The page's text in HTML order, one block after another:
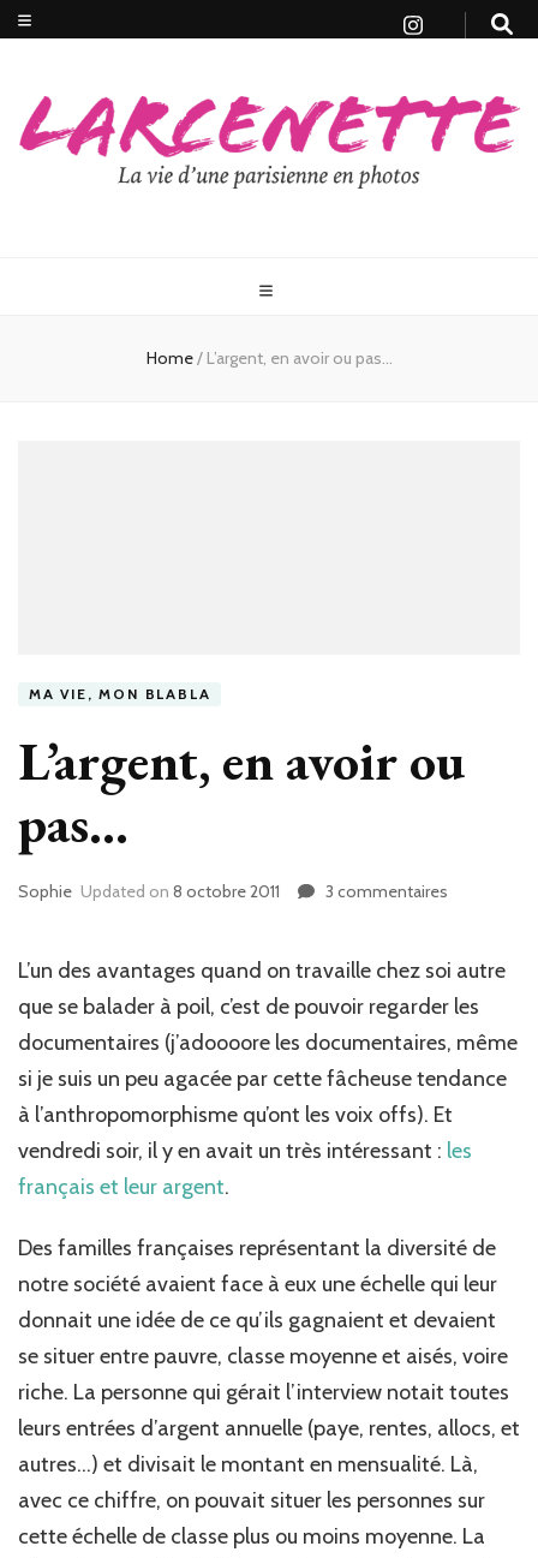
Home/ L’argent, en avoir ou pas…
MA VIE, MON BLABLA
L’argent, en avoir ou
pas…
Sophie Updated on 8 octobre 2011 3 commentaires
avoir
ou
pas…
L’un des avantages quand on travaille chez soi autre
que se balader à poil, c’est de pouvoir regarder les
documentaires (j’adoooore les documentaires, même
si je suis un peu agacée par cette fâcheuse tendance
à l’anthropomorphisme qu’ont les voix offs). Et
vendredi soir, il y en avait un très intéressant : les
français et leur argent.
Des familles françaises représentant la diversité de
notre société avaient face à eux une échelle qui leur
donnait une idée de ce qu’ils gagnaient et devaient
se situer entre pauvre, classe moyenne et aisés, voire
riche. La personne qui gérait l’interview notait toutes
leurs entrées d’argent annuelle (paye, rentes, allocs, et
autres…) et divisait le montant en mensualité. Là,
avec ce chiffre, on pouvait situer les personnes sur
cette échelle de classe plus ou moins moyenne. La